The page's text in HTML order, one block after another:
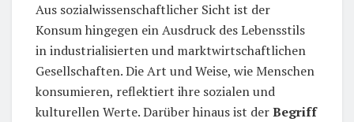
Aus sozialwissenschaftlicher Sicht ist der
Konsum hingegen ein Ausdruck des Lebensstils
in industrialisierten und marktwirtschaftlichen
Gesellschaften. Die Art und Weise, wie Menschen
konsumieren, reflektiert ihre sozialen und
kulturellen Werte. Darüber hinaus ist derBegriff